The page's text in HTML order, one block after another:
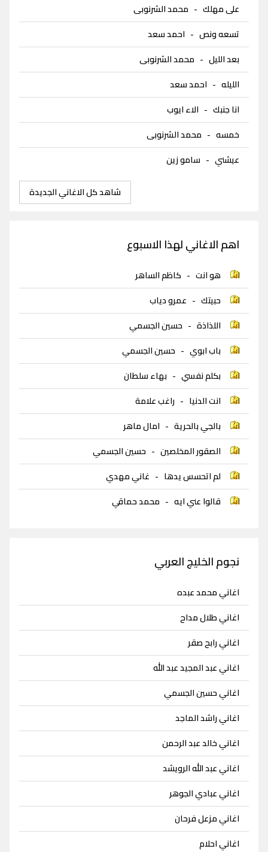
على مهلك - محمد الشرنوبى
تسعه ونص - احمد سعد
بعد الليل - محمد الشرنوبى
الليله - احمد سعد
انا جنبك - الاء ايوب
خمسه - محمد الشرنوبى
عيشني - سامو زين
شاهد كل الاغاني الجديدة
اهم الاغاني لهذا الاسبوع
هو انت - كاظم الساهر
حبيتك - عمرو دياب
اللذاذة - حسين الجسمي
باب ابوي - حسين الجسمي
بكلم نفسي - بهاء سلطان
انت الدنيا - راغب علامة
بالجي بالحرية - امال ماهر
الصقور المخلصين - حسين الجسمي
لم اتحسس يدها - غاني مهدي
قالوا عني ايه - محمد حماقي
نجوم الخليج العربي
اغاني محمد عبده
اغاني طلال مداح
اغاني رابح صقر
اغاني عبد المجيد عبد الله
اغاني حسين الجسمي
اغاني راشد الماجد
اغاني خالد عبد الرحمن
اغاني عبد الله الرويشد
اغاني عبادي الجوهر
اغاني مزعل فرحان
اغاني احلام